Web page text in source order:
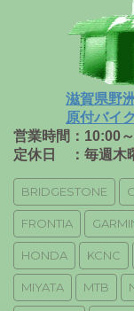
滋賀県野
原付バイ
営業時間：10:00
定休日 ：毎週木
BRIDGESTONE
FRONTIA
HONDA KCNC
MIYATA MTB